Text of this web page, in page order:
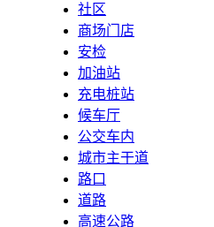
社区
商场门店
安检
加油站
充电桩站
候车厅
公交车内
城市主干道
路口
道路
高速公路